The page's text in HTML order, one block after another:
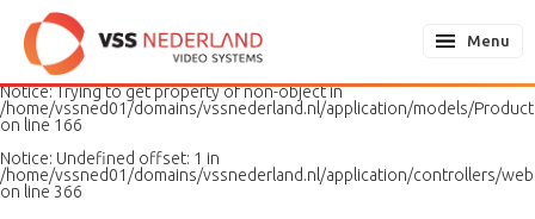
Notice: Undefined variable: page in
/home/vssned01/domains/vssnederland.nl/application/models/
on line
187
Notice: Trying to get property of non-object in
/home/vssned01/domains/vssnederland.nl/application/models/
on line 166
Notice: Undefined offset: 1 in
/home/vssned01/domains/vssnederland.nl/application/controllers/
on line 366
Menu